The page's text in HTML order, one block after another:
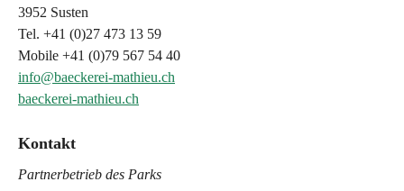
3952 Susten
Tel. +41 (0)27 473 13 59
Mobile +41 (0)79 567 54 40
info@baeckerei-mathieu.ch
baeckerei-mathieu.ch
Kontakt
Partnerbetrieb des Parks